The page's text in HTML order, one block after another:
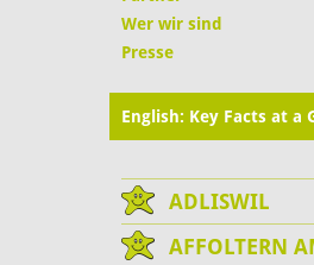
Wer wir sind
Presse
English: Key Facts at a
ADLISWIL
AFFOLTERN